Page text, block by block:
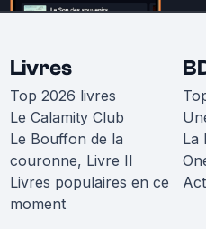
Livres
Top 2026 livres
Le Calamity Club
Le Bouffon de la
couronne, Livre II
Livres populaires en ce
moment
La